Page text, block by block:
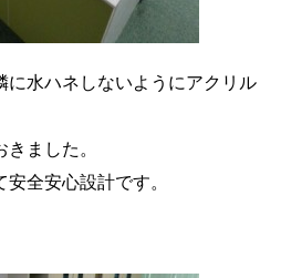
に水ハネしないようにアクリル
ました。
全安心設計です。